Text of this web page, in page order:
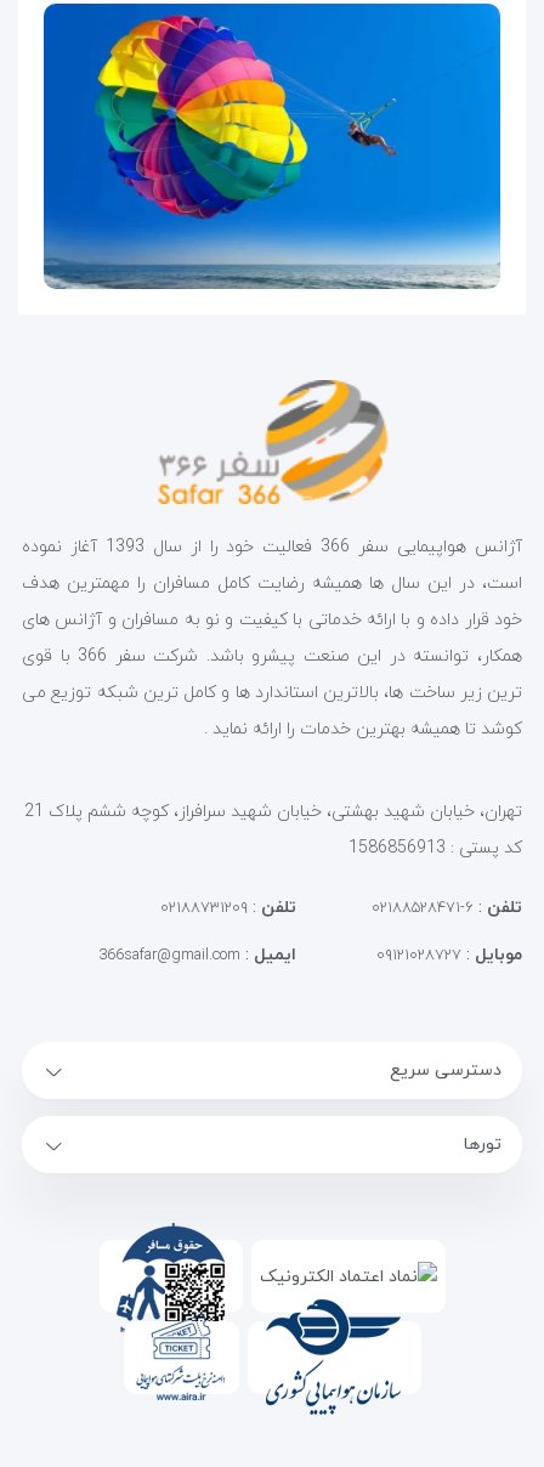
آژانس هواپیمایی سفر 366 فعالیت خود را از سال 1393 آغاز نموده
است، در این سال ها همیشه رضایت کامل مسافران را مهمترین هدف
خود قرار داده و با ارائه خدماتی با کیفیت و نو به مسافران و آژانس های
همکار، توانسته در این صنعت پیشرو باشد. شرکت سفر 366 با قوی
ترین زیر ساخت ها، بالاترین استاندارد ها و کامل ترین شبکه توزیع می
کوشد تا همیشه بهترین خدمات را ارائه نماید .
تهران، خیابان شهید بهشتی، خیابان شهید سرافراز، کوچه ششم پلاک 21
کد پستی : 1586856913
تلفن : ۶-۰۲۱۸۸۵۲۸۴۷۱ تلفن : ۰۲۱۸۸۷۳۱۲۰۹
موبایل : ۰۹۱۲۱۰۲۸۷۲۷ ایمیل :
366safar@gmail.com
دسترسی سریع
تورها